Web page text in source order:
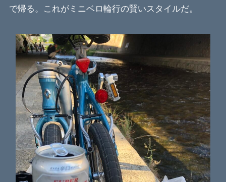
で帰る。これがミニベロ輪行の賢いスタイルだ。